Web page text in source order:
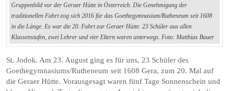
Gruppenbild vor der Geraer Hütte in Österreich. Die Genehmigung der
traditionellen Fahrt zog sich 2016 für das Goethegymnasium/Rutheneum seit 1608
in die Länge. Es war die 20. Fahrt zur Geraer Hütte. 23 Schüler aus allen
Klassenstufen, zwei Lehrer und vier Eltern waren unterwegs. Foto: Matthias Bauer
St. Jodok. Am 23. August ging es für uns, 23 Schüler des
Goethegymnasiums/Rutheneum seit 1608 Gera, zum 20. Mal auf
die Geraer Hütte. Vorausgesagt waren fünf Tage Sonnenschein und